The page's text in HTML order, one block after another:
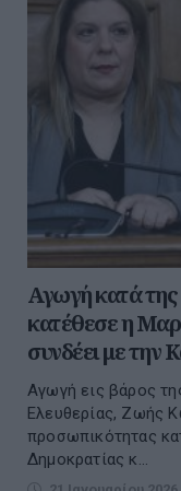
Αγωγή κατά
κατέθεσε η
συνδέει με την
Αγωγή εις βάρος
Ελευθερίας, Ζωής
προσωπικότητας
Δημοκρατίας κ...